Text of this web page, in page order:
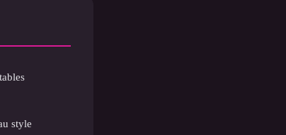
style